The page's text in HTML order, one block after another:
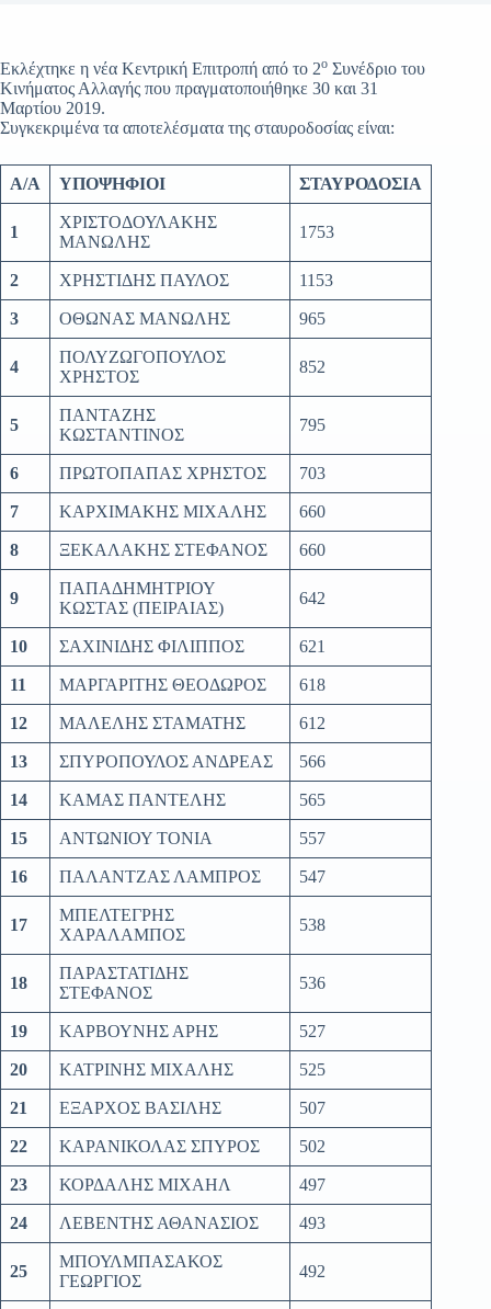
Εκλέχτηκε η νέα Κεντρική Επιτροπή από το 2ο Συνέδριο του
Κινήματος Αλλαγής που πραγματοποιήθηκε 30 και 31
Μαρτίου 2019.
Συγκεκριμένα τα αποτελέσματα της σταυροδοσίας είναι:
A/A ΥΠΟΨΗΦΙΟΙ ΣΤΑΥΡΟΔΟΣΙΑ
1
ΧΡΙΣΤΟΔΟΥΛΑΚΗΣ
ΜΑΝΩΛΗΣ
1753
2 ΧΡΗΣΤΙΔΗΣ ΠΑΥΛΟΣ 1153
3 ΟΘΩΝΑΣ ΜΑΝΩΛΗΣ 965
4
ΠΟΛΥΖΩΓΟΠΟΥΛΟΣ
ΧΡΗΣΤΟΣ
852
5
ΠΑΝΤΑΖΗΣ
ΚΩΣΤΑΝΤΙΝΟΣ
795
6 ΠΡΩΤΟΠΑΠΑΣ ΧΡΗΣΤΟΣ 703
7 ΚΑΡΧΙΜΑΚΗΣ ΜΙΧΑΛΗΣ 660
8 ΞΕΚΑΛΑΚΗΣ ΣΤΕΦΑΝΟΣ 660
9
ΠΑΠΑΔΗΜΗΤΡΙΟΥ
ΚΩΣΤΑΣ (ΠΕΙΡΑΙΑΣ)
642
10 ΣΑΧΙΝΙΔΗΣ ΦΙΛΙΠΠΟΣ 621
11 ΜΑΡΓΑΡΙΤΗΣ ΘΕΟΔΩΡΟΣ 618
12 ΜΑΛΕΛΗΣ ΣΤΑΜΑΤΗΣ 612
13 ΣΠΥΡΟΠΟΥΛΟΣ ΑΝΔΡΕΑΣ 566
14 ΚΑΜΑΣ ΠΑΝΤΕΛΗΣ 565
15 ΑΝΤΩΝΙΟΥ ΤΟΝΙΑ 557
16 ΠΑΛΑΝΤΖΑΣ ΛΑΜΠΡΟΣ 547
17
ΜΠΕΛΤΕΓΡΗΣ
ΧΑΡΑΛΑΜΠΟΣ
538
18
ΠΑΡΑΣΤΑΤΙΔΗΣ
ΣΤΕΦΑΝΟΣ
536
19 ΚΑΡΒΟΥΝΗΣ ΑΡΗΣ 527
20 ΚΑΤΡΙΝΗΣ ΜΙΧΑΛΗΣ 525
21 ΕΞΑΡΧΟΣ ΒΑΣΙΛΗΣ 507
22 ΚΑΡΑΝΙΚΟΛΑΣ ΣΠΥΡΟΣ 502
23 ΚΟΡΔΑΛΗΣ ΜΙΧΑΗΛ 497
24 ΛΕΒΕΝΤΗΣ ΑΘΑΝΑΣΙΟΣ 493
25
ΜΠΟΥΛΜΠΑΣΑΚΟΣ
ΓΕΩΡΓΙΟΣ
492